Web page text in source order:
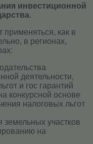
инвестиционной
.
как в
в регионах,
деятельности,
и гос гарантий
конкурсной основе
налоговых льгот
земельных участков
на